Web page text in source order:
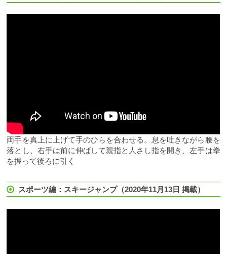
両手を真上に上げて手のひらを合わせる。息を吐きながら腰を
落とし、右手は前に伸ばして親指と人さし指を開き、左手は拳
を握って後ろに引く
スポーツ編：スキージャンプ（2020年11月13日 掲載）